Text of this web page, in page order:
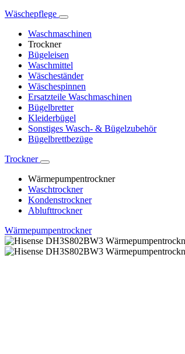
Wäschepflege
Waschmaschinen
Trockner
Bügeleisen
Waschmittel
Wäscheständer
Wäschespinnen
Ersatzteile Waschmaschinen
Bügelbretter
Kleiderbügel
Sonstiges Wasch- & Bügelzubehör
Bügelbrettbezüge
Trockner
Wärmepumpentrockner
Waschtrockner
Kondenstrockner
Ablufttrockner
Wärmepumpentrockner